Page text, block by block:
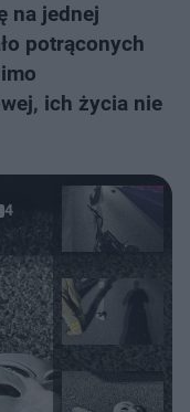
na jednej
potrąconych
ich życia nie
4